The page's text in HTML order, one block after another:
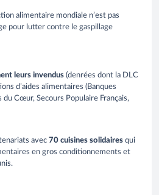
alimentaire mondiale n’est pas
pour lutter contre le gaspillage
leurs invendus (denrées dont la DLC
d’aides alimentaires (Banques
Cœur, Secours Populaire Français,
avec 70 cuisines solidaires qui
en gros conditionnements et